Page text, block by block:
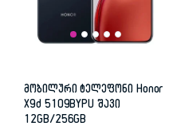
მობილური ტელეფონი Honor
X9d 5109BYPU შავი
12GB/256GB